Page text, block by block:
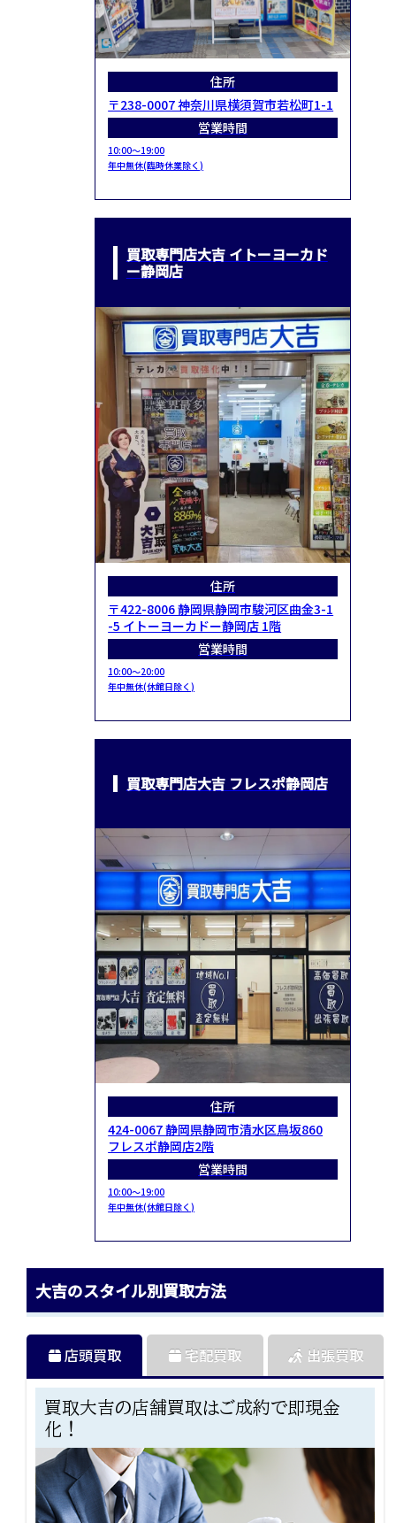
住所
〒238-0007 神奈川県横須賀市若松町1-1
営業時間
10:00～19:00
年中無休(臨時休業除く)
買取専門店大吉 イトーヨーカド
ー静岡店
住所
〒422-8006 静岡県静岡市駿河区曲金3-1
-5 イトーヨーカドー静岡店 1階
営業時間
10:00～20:00
年中無休(休館日除く)
買取専門店大吉 フレスポ静岡店
住所
424-0067 静岡県静岡市清水区鳥坂860
フレスポ静岡店2階
営業時間
10:00～19:00
年中無休(休館日除く)
大吉のスタイル別買取方法
店頭買取
買取大吉の店舗買取はご成約で即現金
化！
宅配買取 出張買取